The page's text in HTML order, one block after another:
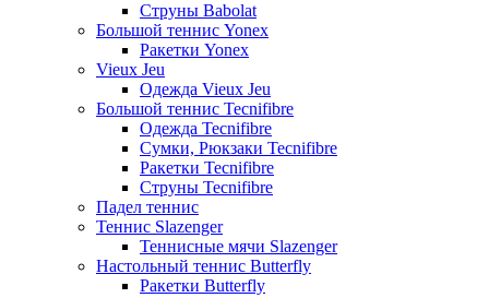
Струны Babolat
Большой теннис Yonex
Ракетки Yonex
Vieux Jeu
Одежда Vieux Jeu
Большой теннис Tecnifibre
Одежда Tecnifibre
Сумки, Рюкзаки Tecnifibre
Ракетки Tecnifibre
Струны Tecnifibre
Падел теннис
Теннис Slazenger
Теннисные мячи Slazenger
Настольный теннис Butterfly
Ракетки Butterfly